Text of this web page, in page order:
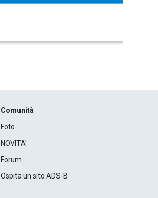
Comunità
Foto
NOVITA'
Forum
Ospita un sito ADS-B